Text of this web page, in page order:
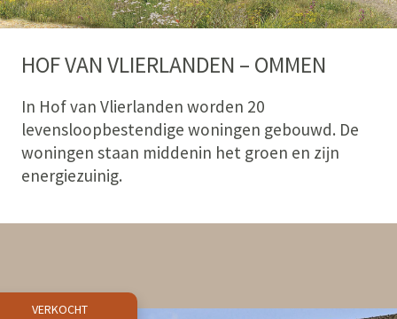
HOF VAN VLIERLANDEN – OMMEN
In Hof van Vlierlanden worden 20
levensloopbestendige woningen gebouwd. De
woningen staan middenin het groen en zĳn
energiezuinig.
VERKOCHT